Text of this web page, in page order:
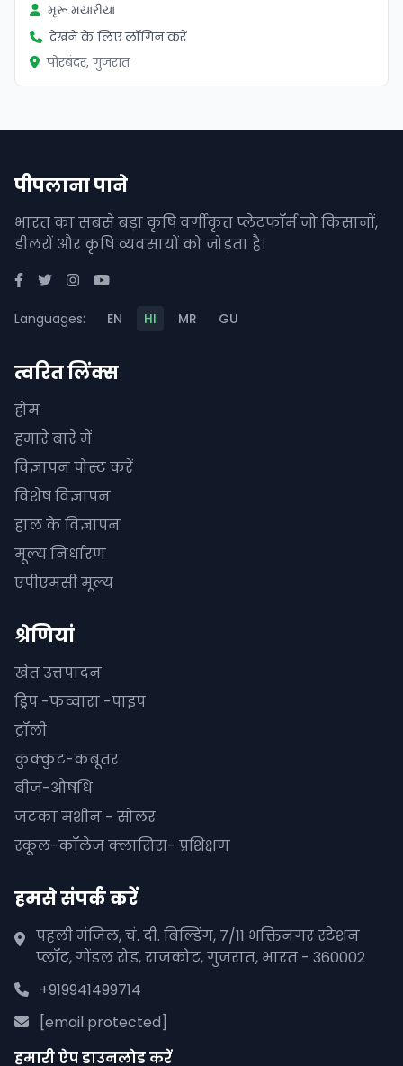
મૃરૂ મયારીયા
देखने के लिए लॉगिन करें
पोरबंदर, गुजरात
पीपलाना पाने
भारत का सबसे बड़ा कृषि वर्गीकृत प्लेटफॉर्म जो किसानों,
डीलरों और कृषि व्यवसायों को जोड़ता है।
Languages: EN HI MR GU
त्वरित लिंक्स
होम
हमारे बारे में
विज्ञापन पोस्ट करें
विशेष विज्ञापन
हाल के विज्ञापन
मूल्य निर्धारण
एपीएमसी मूल्य
श्रेणियां
खेत उत्तपादन
ड्रिप -फव्वारा -पाइप
ट्रॉली
कुक्कुट-कबूतर
बीज-औषधि
जटका मशीन - सोलर
स्कूल-कॉलेज क्लासिस- प्रशिक्षण
हमसे संपर्क करें
पहली मंजिल, चं. दी. बिल्डिंग, 7/11 भक्तिनगर स्टेशन
प्लॉट, गोंडल रोड, राजकोट, गुजरात, भारत - 360002
+919941499714
[email protected]
हमारी ऐप डाउनलोड करें